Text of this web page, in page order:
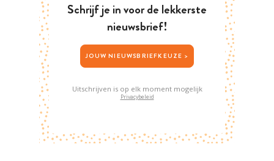
Schrijf je in voor de lekkerste
nieuwsbrief!
JOUW NIEUWSBRIEFKEUZE >
Uitschrijven is op elk moment mogelijk
Privacybeleid